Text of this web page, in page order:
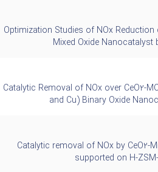
Optimization Studies of NOx Reduction
Mixed Oxide Nanocatalyst
Catalytic Removal of NOx over CeO2-
and Cu) Binary Oxide
Catalytic removal of NOx by CeO2-
supported on H-